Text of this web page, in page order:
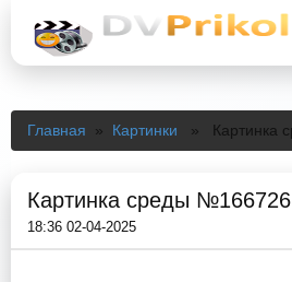
Главная » Картинки » Картинка
Картинка среды №166726
18:36 02-04-2025